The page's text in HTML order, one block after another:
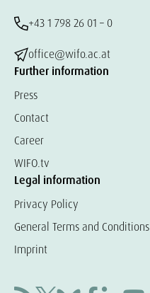
+43 1 798 26 01 – 0
office@wifo.ac.at
Further information
Press
Contact
Career
WIFO.tv
Legal information
Privacy Policy
General Terms and Conditions
Imprint